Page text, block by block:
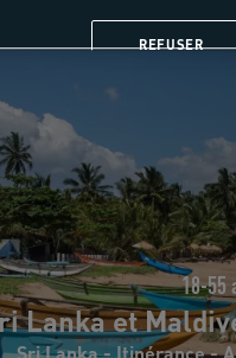
18-55
Lanka et
Sri Lanka - Itinérance -
REFUSER